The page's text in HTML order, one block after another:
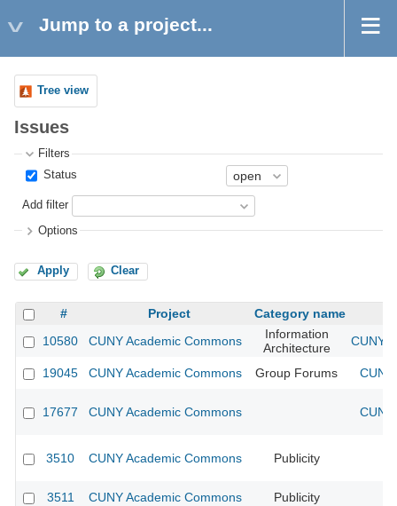
Jump to a project...
Tree view
Issues
Filters
Status
Add filter
Options
Apply Clear
# Project
Category name
10580
CUNY Academic Commons
Information
Architecture
CUNY
19045 CUNY Academic Commons Group Forums
17677 CUNY Academic Commons
3510 CUNY Academic Commons Publicity
3511 CUNY Academic Commons Publicity